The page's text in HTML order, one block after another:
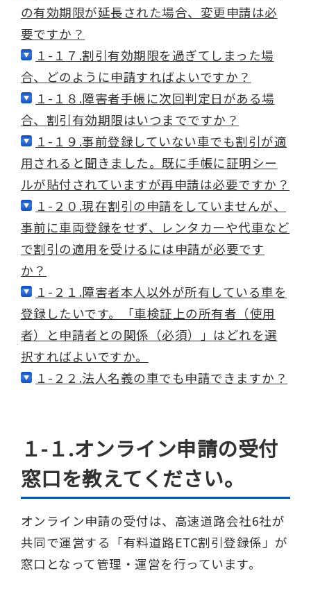
の有効期限が延長された場合、変更申請は必
要ですか？
１-１７.割引有効期限を過ぎてしまった場
合、どのように申請すればよいですか？
１-１８.障害者手帳に次回判定日がある場
合、割引有効期限はいつまでですか？
１-１９.事前登録していない車でも割引が適
用されると聞きました。既に手帳に証明シー
ルが貼付されていますが再申請は必要ですか？
１-２０.現在割引の申請をしていませんが、
事前に車両登録をせず、レンタカーや代車など
で割引の適用を受けるには申請が必要です
か？
１-２１.障害者本人以外が所有している車を
登録したいです。「車検証上の所有者（使用
者）と申請者との関係（必須）」はどれを選
択すればよいですか。
１-２２.法人名義の車でも申請できますか？
１-１.オンライン申請の受付
窓口を教えてください。
オンライン申請の受付は、高速道路会社6社が
共同で運営する「有料道路ETC割引登録係」が
窓口となって管理・運営を行っています。